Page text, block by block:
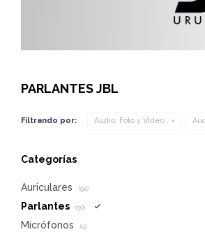
PARLANTES JBL
Filtrando por: Audio, Foto y Video
Categorías
Auriculares (90)
Parlantes (50)
Micrófonos (4)